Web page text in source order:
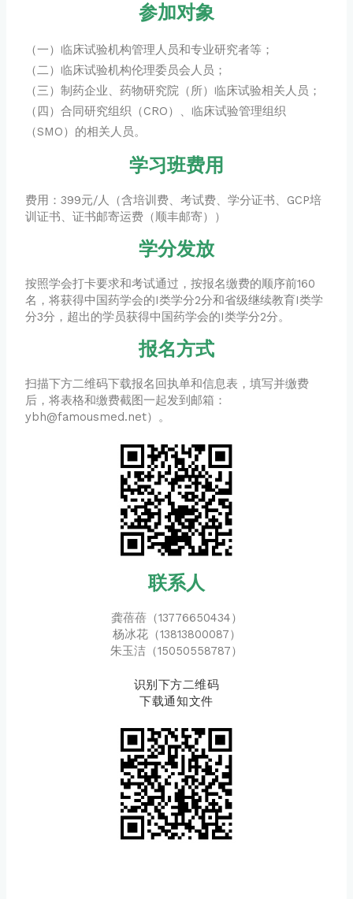
参加对象
（一）临床试验机构管理人员和专业研究者等；
（二）临床试验机构伦理委员会人员；
（三）制药企业、药物研究院（所）临床试验相关人员；
（四）合同研究组织（CRO）、临床试验管理组织
（SMO）的相关人员。
学习班费用
费用：399元/人（含培训费、考试费、学分证书、GCP培
训证书、证书邮寄运费（顺丰邮寄））
学分发放
按照学会打卡要求和考试通过，按报名缴费的顺序前160
名，将获得中国药学会的I类学分2分和省级继续教育I类学
分3分，超出的学员获得中国药学会的I类学分2分。
报名方式
扫描下方二维码下载报名回执单和信息表，填写并缴费
后，将表格和缴费截图一起发到邮箱：
ybh@famousmed.net）。
联系人
龚蓓蓓（13776650434）
杨冰花（13813800087）
朱玉洁（15050558787）
识别下方二维码
下载通知文件